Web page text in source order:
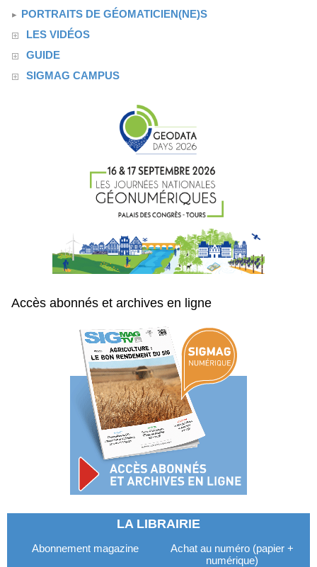
PORTRAITS DE GÉOMATICIEN(NE)S
LES VIDÉOS
GUIDE
SIGMAG CAMPUS
Accès abonnés et archives en ligne
LA LIBRAIRIE
Abonnement magazine
Achat au numéro (papier +
numérique)